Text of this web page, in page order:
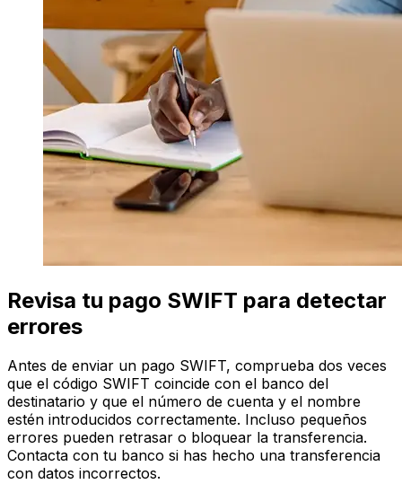
Revisa tu pago SWIFT para detectar
errores
Antes de enviar un pago SWIFT, comprueba dos veces
que el código SWIFT coincide con el banco del
destinatario y que el número de cuenta y el nombre
estén introducidos correctamente. Incluso pequeños
errores pueden retrasar o bloquear la transferencia.
Contacta con tu banco si has hecho una transferencia
con datos incorrectos.